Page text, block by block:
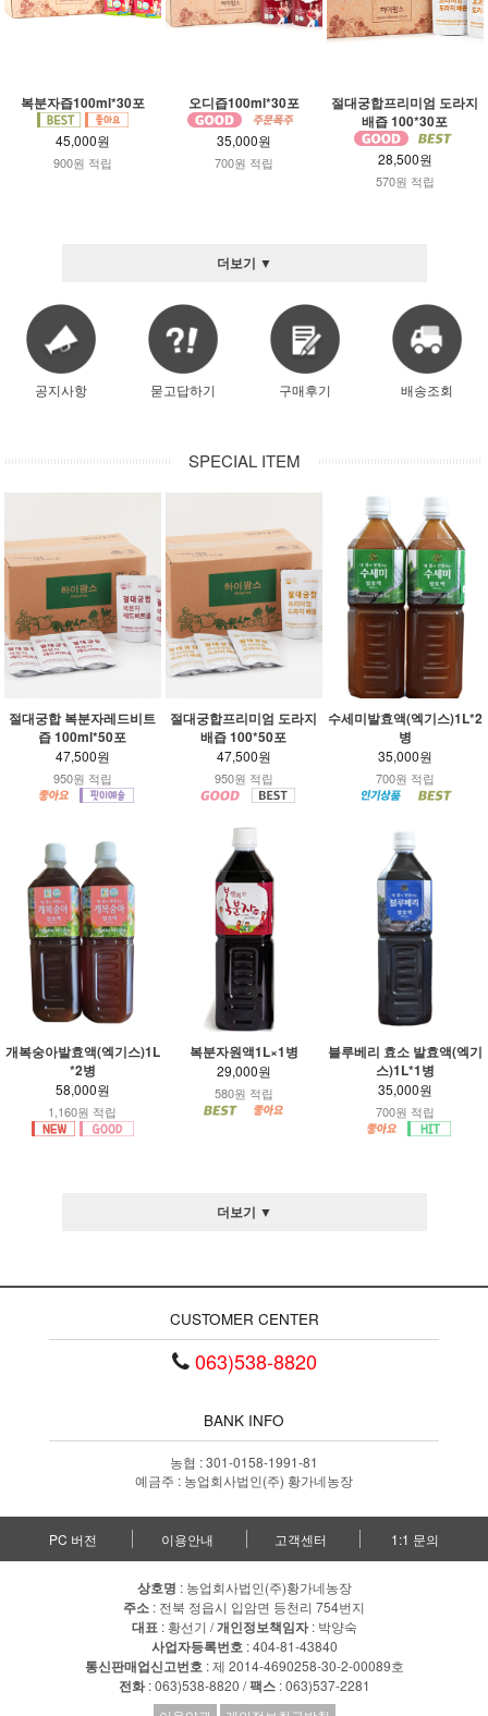
복분자즙100ml*30포
45,000원
900원 적립
오디즙100ml*30포
35,000원
700원 적립
절대궁합프리미엄 도라지
배즙 100*30포
28,500원
570원 적립
더보기 ▼
공지사항 묻고답하기 구매후기 배송조회
SPECIAL ITEM
절대궁합 복분자레드비트
즙 100ml*50포
47,500원
950원 적립
절대궁합프리미엄 도라지
배즙 100*50포
47,500원
950원 적립
수세미발효액(엑기스)1L*2
병
35,000원
700원 적립
개복숭아발효액(엑기스)1L
*2병
58,000원
1,160원 적립
복분자원액1L×1병
29,000원
580원 적립
블루베리 효소 발효액(엑기
스)1L*1병
35,000원
700원 적립
더보기 ▼
CUSTOMER CENTER
063)538-8820
BANK INFO
농협 : 301-0158-1991-81
예금주 : 농업회사법인(주) 황가네농장
PC 버전 이용안내 고객센터 1:1 문의
상호명 : 농업회사법인(주)황가네농장
주소 : 전북 정읍시 입암면 등천리 754번지
대표 : 황선기 /개인정보책임자: 박양숙
사업자등록번호 : 404-81-43840
통신판매업신고번호 : 제 2014-4690258-30-2-00089호
전화: 063)538-8820 /팩스: 063)537-2281